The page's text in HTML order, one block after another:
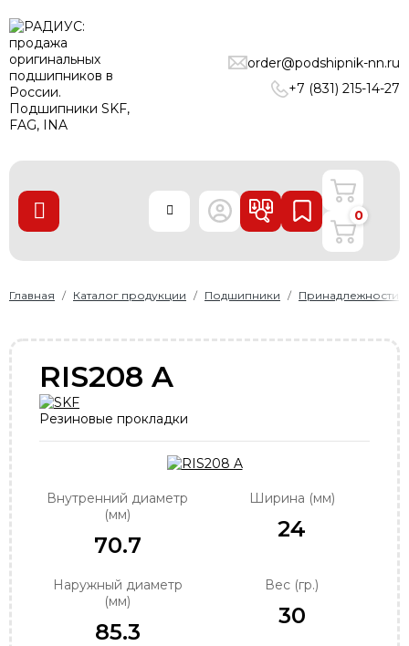
order@podshipnik-nn.ru
+7 (831) 215-14-27
ПОДШИПНИКИ
ЛИНЕЙНЫЕ ТЕХНОЛОГИИ
РЕМНИ
О нас
Доставка и оплата
+7 (831) 215-14-27
order@podshipnik-nn.ru
0
Главная Каталог продукции Подшипники Принадлежности
RIS208 A
Резиновые прокладки
Внутренний диаметр
(мм)
70.7
Ширина (мм)
24
Наружный диаметр
(мм)
85.3
Вес (гр.)
30